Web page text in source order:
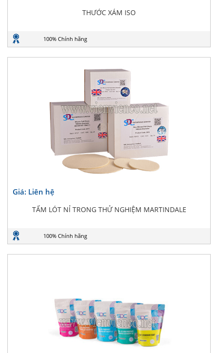
THƯỚC XÁM ISO
100% Chính hãng
Giá: Liên hệ
TẤM LÓT NỈ TRONG THỬ NGHIỆM MARTINDALE
100% Chính hãng